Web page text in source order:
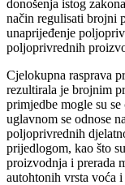
Obaveza donošenja
poljoprivrednoj
donošenja istog
unaprijeđenje
poljoprivrednih
Cjelokupna rasprava
rezultirala je brojnim
primjedbe mogle su
uglavnom se odnose
poljoprivrednih